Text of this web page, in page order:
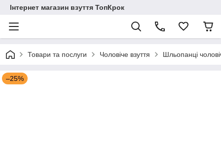
Інтернет магазин взуття ТопКрок
Товари та послуги Чоловіче взуття Шльопанці
–25%